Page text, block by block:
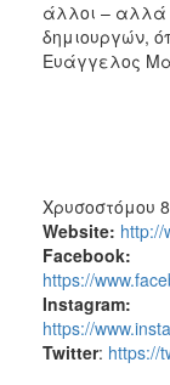
άλλοι – αλλά
δημιουργών,
Ευάγγελος
Χρυσοστόμου
Website: http://
Facebook:
https://
Instagram:
https://
Twitter: https://